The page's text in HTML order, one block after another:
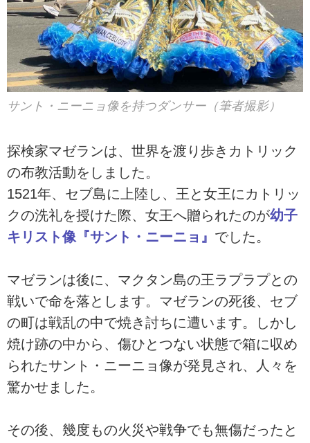
サント・ニーニョ像を持つダンサー（筆者撮影）
探検家マゼランは、世界を渡り歩きカトリック
の布教活動をしました。
1521年、セブ島に上陸し、王と女王にカトリッ
クの洗礼を授けた際、女王へ贈られたのが幼子
キリスト像『サント・ニーニョ』 でした。
マゼランは後に、マクタン島の王ラプラプとの
戦いで命を落とします。マゼランの死後、セブ
の町は戦乱の中で焼き討ちに遭います。しかし
焼け跡の中から、傷ひとつない状態で箱に収め
られたサント・ニーニョ像が発見され、人々を
驚かせました。
その後、幾度もの火災や戦争でも無傷だったと